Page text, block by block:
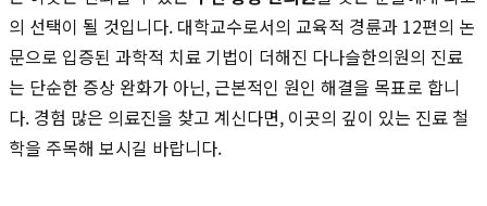
의 선택이 될 것입니다. 대학교수로서의 교육적 경륜과 12편의 논
문으로 입증된 과학적 치료 기법이 더해진 다나슬한의원의 진료
는 단순한 증상 완화가 아닌, 근본적인 원인 해결을 목표로 합니
다. 경험 많은 의료진을 찾고 계신다면, 이곳의 깊이 있는 진료 철
학을 주목해 보시길 바랍니다.